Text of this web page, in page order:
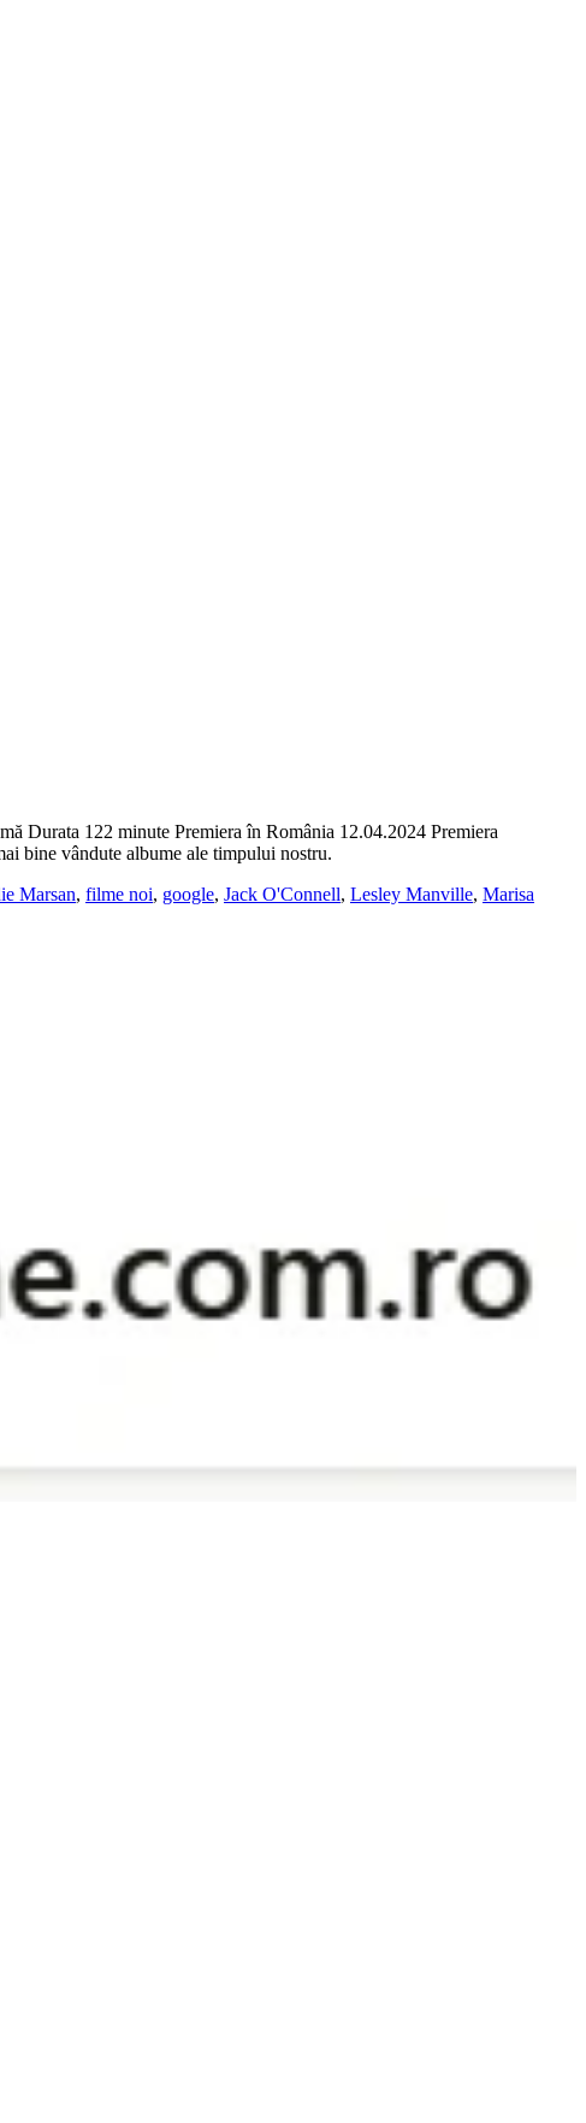
Durata 122 minute Premiera în România 12.04.2024 Premiera
bine vândute albume ale timpului nostru.
Marsan, filme noi, google, Jack O'Connell, Lesley Manville, Marisa